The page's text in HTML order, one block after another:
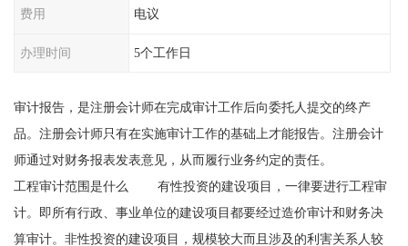
费用 电议
办理时间 5个工作日
审计报告，是注册会计师在完成审计工作后向委托人提交的终产
品。注册会计师只有在实施审计工作的基础上才能报告。注册会计
师通过对财务报表发表意见，从而履行业务约定的责任。
工程审计范围是什么 有性投资的建设项目，一律要进行工程审
计。即所有行政、事业单位的建设项目都要经过造价审计和财务决
算审计。非性投资的建设项目，规模较大而且涉及的利害关系人较